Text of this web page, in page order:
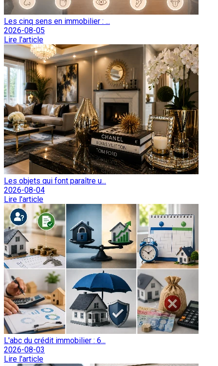
Les cinq sens en immobilier : ...
2026-08-05
Lire l'article
Les objets qui font paraître u...
2026-08-04
Lire l'article
L'abc du crédit immobilier : 6...
2026-08-03
Lire l'article